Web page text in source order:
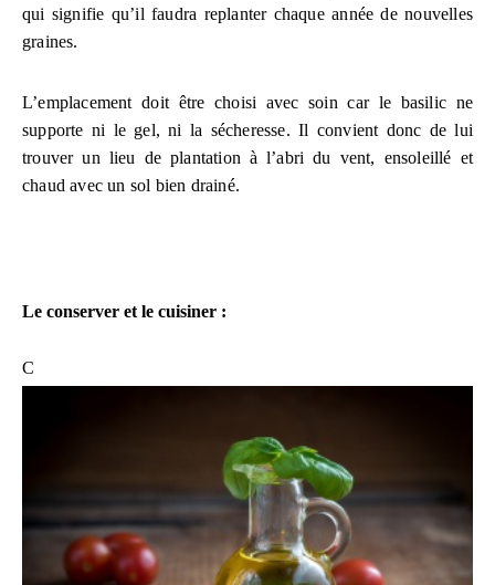
qui signifie qu’il faudra replanter chaque année de nouvelles
graines.
L’emplacement doit être choisi avec soin car le basilic ne
supporte ni le gel, ni la sécheresse. Il convient donc de lui
trouver un lieu de plantation à l’abri du vent, ensoleillé et
chaud avec un sol bien drainé.
Le conserver et le cuisiner :
C